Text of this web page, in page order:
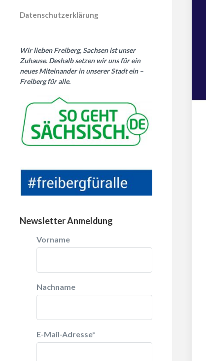
Datenschutzerklärung
Wir lieben Freiberg, Sachsen ist unser
Zuhause. Deshalb setzen wir uns für ein
neues Miteinander in unserer Stadt ein –
Freiberg für alle.
Newsletter Anmeldung
Vorname
Nachname
E-Mail-Adresse*